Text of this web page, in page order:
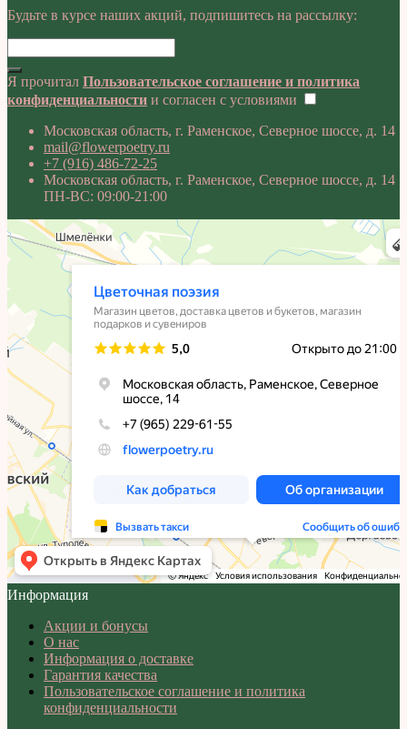
Будьте в курсе наших акций, подпишитесь на рассылку:
Я прочитал Пользовательское соглашение и политика
конфиденциальности и согласен с условиями
Московская область, г. Раменское, Северное шоссе, д. 14
mail@flowerpoetry.ru
+7 (916) 486-72-25
Московская область, г. Раменское, Северное шоссе, д. 14
ПН-ВС: 09:00-21:00
Информация
Акции и бонусы
О нас
Информация о доставке
Гарантия качества
Пользовательское соглашение и политика
конфиденциальности